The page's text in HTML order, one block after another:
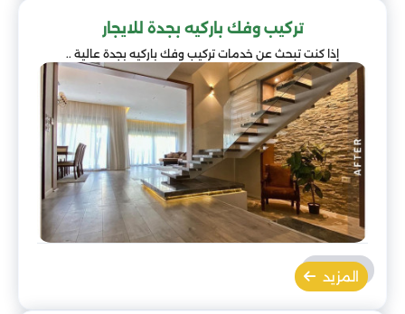
تركيب وفك باركيه بجدة للايجار
إذا كنت تبحث عن خدمات تركيب وفك باركيه بجدة عالية ..
المزيد